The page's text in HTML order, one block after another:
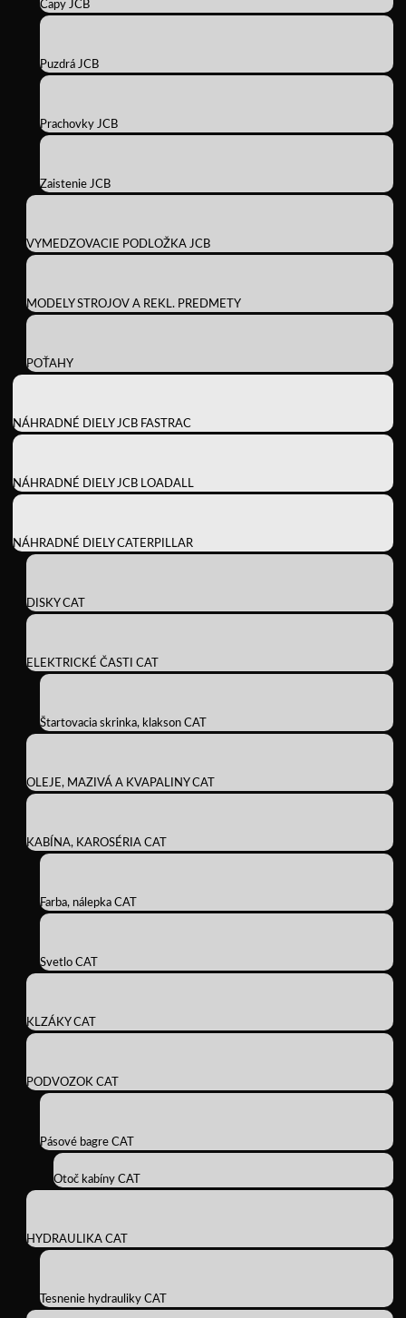
Čapy JCB
Puzdrá JCB
Prachovky JCB
Zaistenie JCB
VYMEDZOVACIE PODLOŽKA JCB
MODELY STROJOV A REKL. PREDMETY
POŤAHY
NÁHRADNÉ DIELY JCB FASTRAC
NÁHRADNÉ DIELY JCB LOADALL
NÁHRADNÉ DIELY CATERPILLAR
DISKY CAT
ELEKTRICKÉ ČASTI CAT
Štartovacia skrinka, klakson CAT
OLEJE, MAZIVÁ A KVAPALINY CAT
KABÍNA, KAROSÉRIA CAT
Farba, nálepka CAT
Svetlo CAT
KLZÁKY CAT
PODVOZOK CAT
Pásové bagre CAT
Otoč kabíny CAT
HYDRAULIKA CAT
Tesnenie hydrauliky CAT